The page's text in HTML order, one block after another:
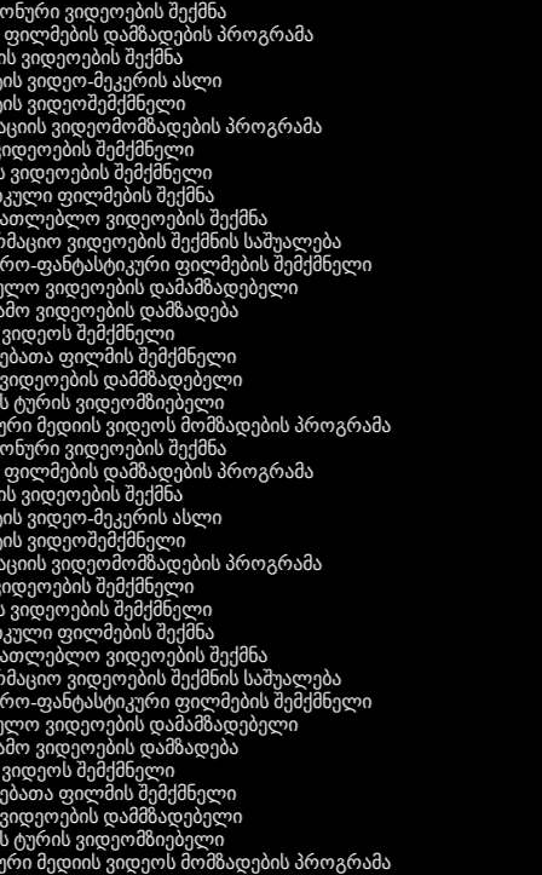
ვიდეოების შექმნა
ფილმების დამზადების პროგრამა
ვიდეოების შექმნა
ვიდეო-მეკერის ასლი
ვიდეოშემქმნელი
ვიდეომომზადების პროგრამა
შემქმნელი
ვიდეოების შემქმნელი
ფილმების შექმნა
ვიდეოების შექმნა
ვიდეოების შექმნის საშუალება
ფანტასტიკური ფილმების შემქმნელი
ვიდეოების დამამზადებელი
ვიდეოების დამზადება
ვიდეოს შემქმნელი
ფილმის შემქმნელი
ვიდეოების დამმზადებელი
ტურის ვიდეომზიებელი
მედიის ვიდეოს მომზადების პროგრამა
ვიდეოების შექმნა
ფილმების დამზადების პროგრამა
ვიდეოების შექმნა
ვიდეო-მეკერის ასლი
ვიდეოშემქმნელი
ვიდეომომზადების პროგრამა
შემქმნელი
ვიდეოების შემქმნელი
ფილმების შექმნა
ვიდეოების შექმნა
ვიდეოების შექმნის საშუალება
ფანტასტიკური ფილმების შემქმნელი
ვიდეოების დამამზადებელი
ვიდეოების დამზადება
ვიდეოს შემქმნელი
ფილმის შემქმნელი
ვიდეოების დამმზადებელი
ტურის ვიდეომზიებელი
მედიის ვიდეოს მომზადების პროგრამა